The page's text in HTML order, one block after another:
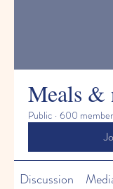
Meals
Public · 600
Discussion